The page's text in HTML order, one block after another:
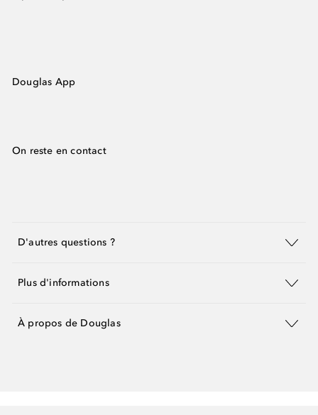
Douglas App
On reste en contact
D'autres questions ?
Plus d'informations
À propos de Douglas